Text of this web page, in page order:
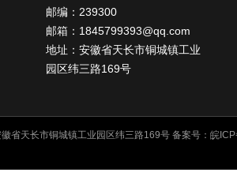
邮编：239300
邮箱：1845799393@qq.com
地址：安徽省天长市铜城镇工业
园区纬三路169号
省天长市铜城镇工业园区纬三路169号 备案号： 皖